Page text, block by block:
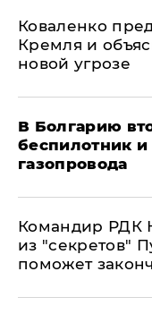
Коваленко
Кремля и
новой угрозе
В Болгарию
беспилотник
газопровода
Командир РДК
из "секретов"
поможет